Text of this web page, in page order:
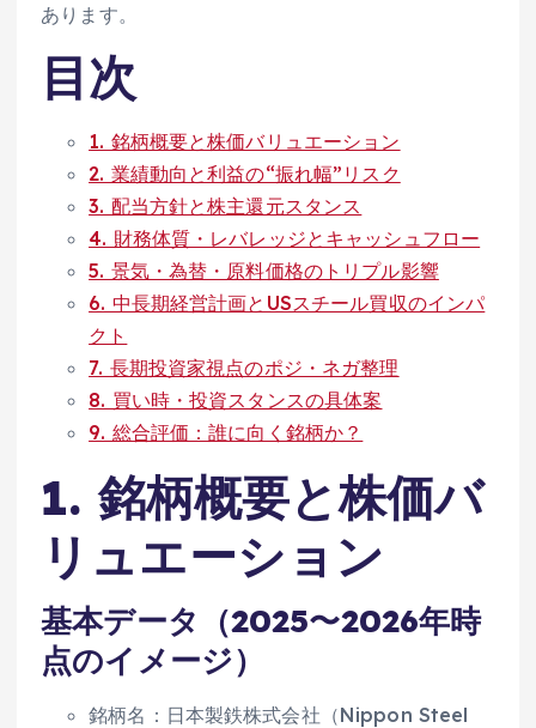
あります。
目次
1. 銘柄概要と株価バリュエーション
2. 業績動向と利益の“振れ幅”リスク
3. 配当方針と株主還元スタンス
4. 財務体質・レバレッジとキャッシュフロー
5. 景気・為替・原料価格のトリプル影響
6. 中長期経営計画とUSスチール買収のインパ
クト
7. 長期投資家視点のポジ・ネガ整理
8. 買い時・投資スタンスの具体案
9. 総合評価：誰に向く銘柄か？
1. 銘柄概要と株価バ
リュエーション
基本データ（2025〜2026年時
点のイメージ）
銘柄名：日本製鉄株式会社（Nippon Steel